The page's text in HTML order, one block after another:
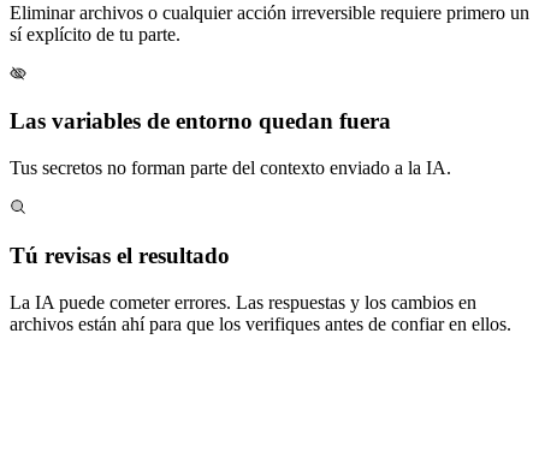
Eliminar archivos o cualquier acción irreversible requiere primero un
sí explícito de tu parte.
Las variables de entorno quedan fuera
Tus secretos no forman parte del contexto enviado a la IA.
Tú revisas el resultado
La IA puede cometer errores. Las respuestas y los cambios en
archivos están ahí para que los verifiques antes de confiar en ellos.